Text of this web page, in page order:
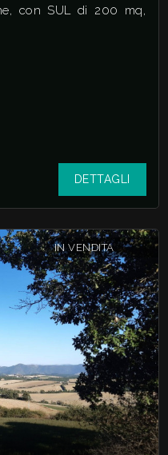
con SUL di 200 mq,
DETTAGLI
IN VENDITA